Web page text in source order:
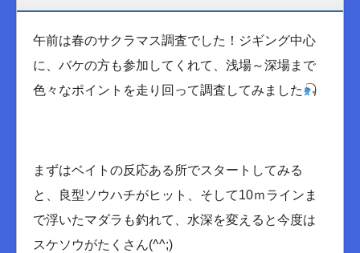
午前は春のサクラマス調査でした！ジギング中心
に、バケの方も参加してくれて、浅場～深場まで
色々なポイントを走り回って調査してみました
まずはベイトの反応ある所でスタートしてみる
と、良型ソウハチがヒット、そして10ｍラインま
で浮いたマダラも釣れて、水深を変えると今度は
スケソウがたくさん(^^;)